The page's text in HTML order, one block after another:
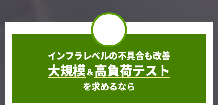
インフラレベルの不具合も改善
大規模＆高負荷テスト
を求めるなら